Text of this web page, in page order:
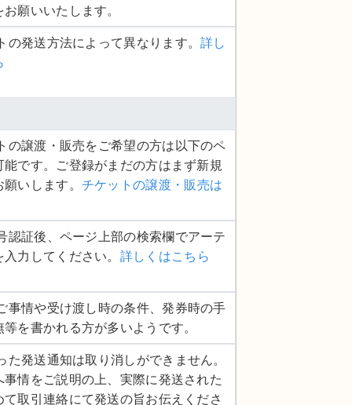
願いいたします。
の発送方法によって異なります。詳し
の譲渡・販売をご希望の方は以下のペ
能です。ご登録がまだの方はまず新規
いします。 チケットの譲渡・販売は
認証後、ページ上部の検索欄でアーテ
力してください。 詳しくはこちら
事情や受け渡し時の条件、発券時の手
を書かれる方が多いようです。
た発送通知は取り消しができません。
事情をご説明の上、実際に発送された
て取引連絡にて発送の旨お伝えくださ